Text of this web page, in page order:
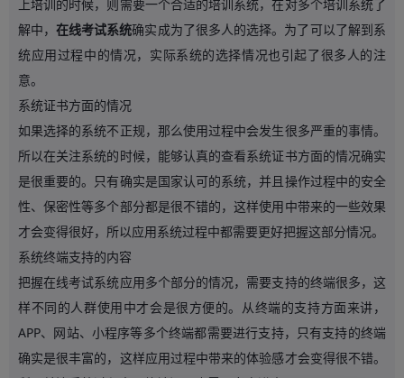
上培训的时候，则需要一个合适的培训系统，在对多个培训系统了
解中，在线考试系统确实成为了很多人的选择。为了可以了解到系
统应用过程中的情况，实际系统的选择情况也引起了很多人的注
意。
系统证书方面的情况
如果选择的系统不正规，那么使用过程中会发生很多严重的事情。
所以在关注系统的时候，能够认真的查看系统证书方面的情况确实
是很重要的。只有确实是国家认可的系统，并且操作过程中的安全
性、保密性等多个部分都是很不错的，这样使用中带来的一些效果
才会变得很好，所以应用系统过程中都需要更好把握这部分情况。
系统终端支持的内容
把握在线考试系统应用多个部分的情况，需要支持的终端很多，这
样不同的人群使用中才会是很方便的。从终端的支持方面来讲，
APP、网站、小程序等多个终端都需要进行支持，只有支持的终端
确实是很丰富的，这样应用过程中带来的体验感才会变得很不错。